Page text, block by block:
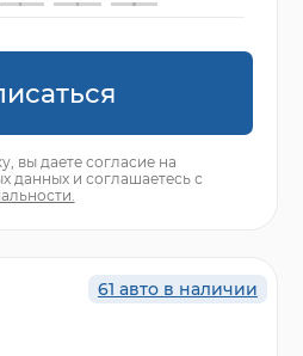
вы даете согласие на
данных и соглашаетесь с
61 авто в наличии